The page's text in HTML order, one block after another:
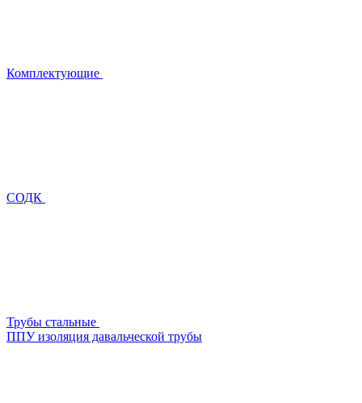
Комплектующие
СОДК
Трубы стальные
ППУ изоляция давальческой трубы